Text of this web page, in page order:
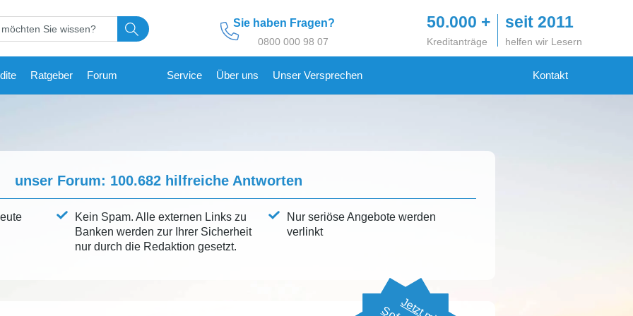
Sie haben Fragen?
0800 000 98 07
50.000 +
Kreditanträge
seit 2011
helfen wir Lesern
Ratgeber Forum Service Über uns Unser Versprechen Kontakt
unser Forum: 100.682hilfreiche Antworten
Kein Spam. Alle externen Links zu
Banken werden zur Ihrer Sicherheit
nur durch die Redaktion gesetzt.
Nur seriöse Angebote werden
verlinkt